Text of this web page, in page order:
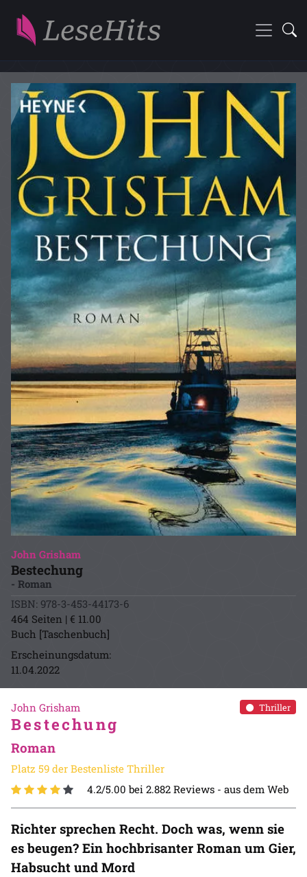
John Grisham
Bestechung
- Roman
ISBN: 978-3-453-44173-6
464 Seiten | € 11.00
Buch [Taschenbuch]
Erscheinungsdatum:
11.04.2022
Thriller
John Grisham
Bestechung
Roman
Platz 59 der Bestenliste Thriller
4.2/5.00 bei 2.882 Reviews - aus dem Web
Richter sprechen Recht. Doch was, wenn sie
es beugen? Ein hochbrisanter Roman um Gier,
Habsucht und Mord